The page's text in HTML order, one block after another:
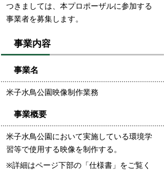
つきましては、本プロポーザルに参加する
事業者を募集します。
事業内容
事業名
米子水鳥公園映像制作業務
事業概要
米子水鳥公園において実施している環境学
習等で使用する映像を制作する。
※詳細はページ下部の「仕様書」をご覧く